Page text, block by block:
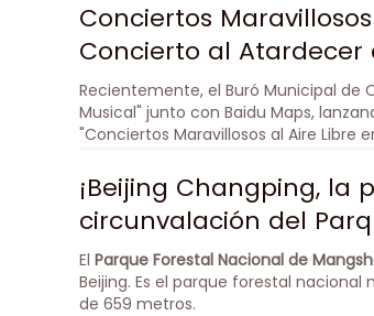
Conciertos
Concierto al Atardecer
Live y Concierto del
Recientemente, el Buró Municipal de
Musical" junto con Baidu Maps,
"Conciertos Maravillosos al Aire Libre
¡Beijing Changping, la
circunvalación del
disfruta más
embalse de las
El Parque Forestal Nacional de
Beijing. Es el parque forestal
de 659 metros.